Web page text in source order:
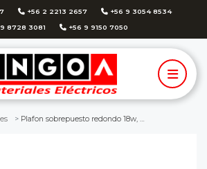
+56 2 2213 2657 +56 9 3054 8534
8728 3081 +56 9 9150 7050
Plafon sobrepuesto redondo 18w, d210x28mm, 3000k, 1530lm ip20 - want